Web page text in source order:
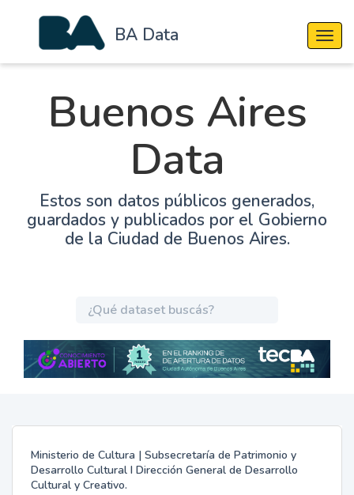
BA Data
Buenos Aires
Data
Estos son datos públicos generados,
guardados y publicados por el Gobierno
de la Ciudad de Buenos Aires.
Ministerio de Cultura | Subsecretaría de Patrimonio y
Desarrollo Cultural I Dirección General de Desarrollo
Cultural y Creativo.